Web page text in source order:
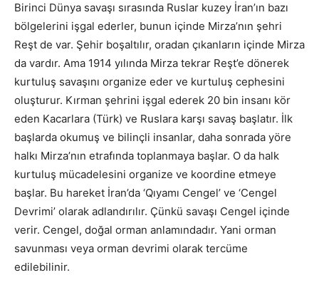
Birinci Dünya savaşı sırasında Ruslar kuzey İran’ın bazı
bölgelerini işgal ederler, bunun içinde Mirza’nın şehri
Reşt de var. Şehir boşaltılır, oradan çıkanların içinde Mirza
da vardır. Ama 1914 yılında Mirza tekrar Reşt’e dönerek
kurtuluş savaşını organize eder ve kurtuluş cephesini
oluşturur. Kırman şehrini işgal ederek 20 bin insanı kör
eden Kacarlara (Türk) ve Ruslara karşı savaş başlatır. İlk
başlarda okumuş ve bilinçli insanlar, daha sonrada yöre
halkı Mirza’nın etrafında toplanmaya başlar. O da halk
kurtuluş mücadelesini organize ve koordine etmeye
başlar. Bu hareket İran’da ‘Qıyamı Cengel’ ve ‘Cengel
Devrimi’ olarak adlandırılır. Çünkü savaşı Cengel içinde
verir. Cengel, doğal orman anlamındadır. Yani orman
savunması veya orman devrimi olarak tercüme
edilebilinir.